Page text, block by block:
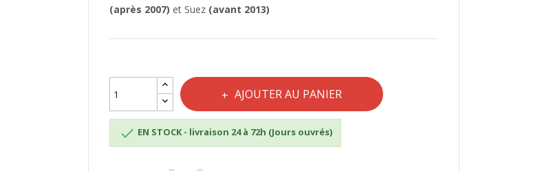
(après 2007) et Suez (avant 2013)
AJOUTER AU PANIER
 EN STOCK - livraison 24 à 72h (Jours ouvrés)